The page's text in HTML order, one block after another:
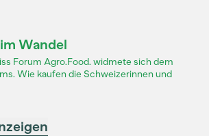
Wandel
Forum Agro.Food. widmete sich dem
Wie kaufen die Schweizerinnen und